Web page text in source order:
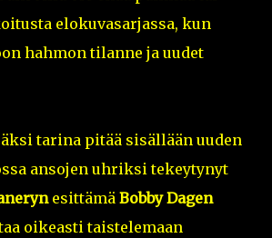
elokuvasarjassa, kun
hahmon tilanne ja uudet
tarina pitää sisällään uuden
ansojen uhriksi tekeytynyt
esittämä Bobby Dagen
oikeasti taistelemaan